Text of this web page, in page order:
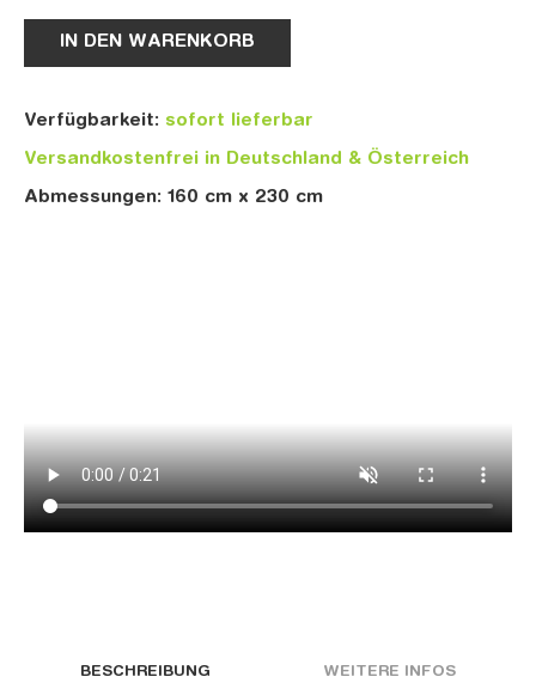
IN DEN WARENKORB
Verfügbarkeit: sofort lieferbar
Versandkostenfrei in Deutschland & Österreich
Abmessungen: 160 cm x 230 cm
BESCHREIBUNG WEITERE INFOS